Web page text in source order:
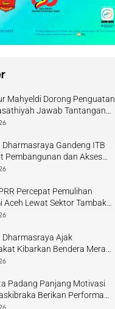
Mahyeldi Dorong Penguatan
Jawab Tantangan
Kontemporer
Dharmasraya Gandeng ITB
Pembangunan dan Akses
Percepat Pemulihan
Aceh Lewat Sektor Tambak
Dharmasraya Ajak
Kibarkan Bendera Merah
HUT RI
Padang Panjang Motivasi
Berikan Performa